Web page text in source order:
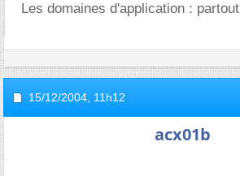
Les domaines d'application : partout
15/12/2004, 11h12
acx01b